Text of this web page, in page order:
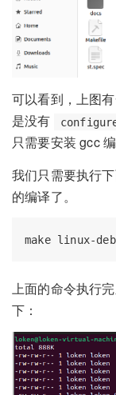
析
源码分析
程源码分析
可以看到，上图
是没有
只需要安装 gcc
我们只需要执行
的编译了。
上面的命令执行
下：